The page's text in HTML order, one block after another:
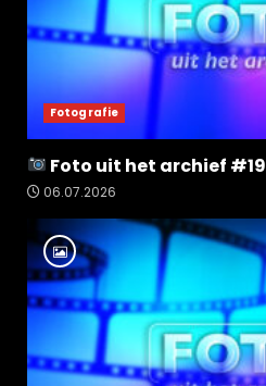
Fotografie
Foto uit het archief #19
06.07.2026